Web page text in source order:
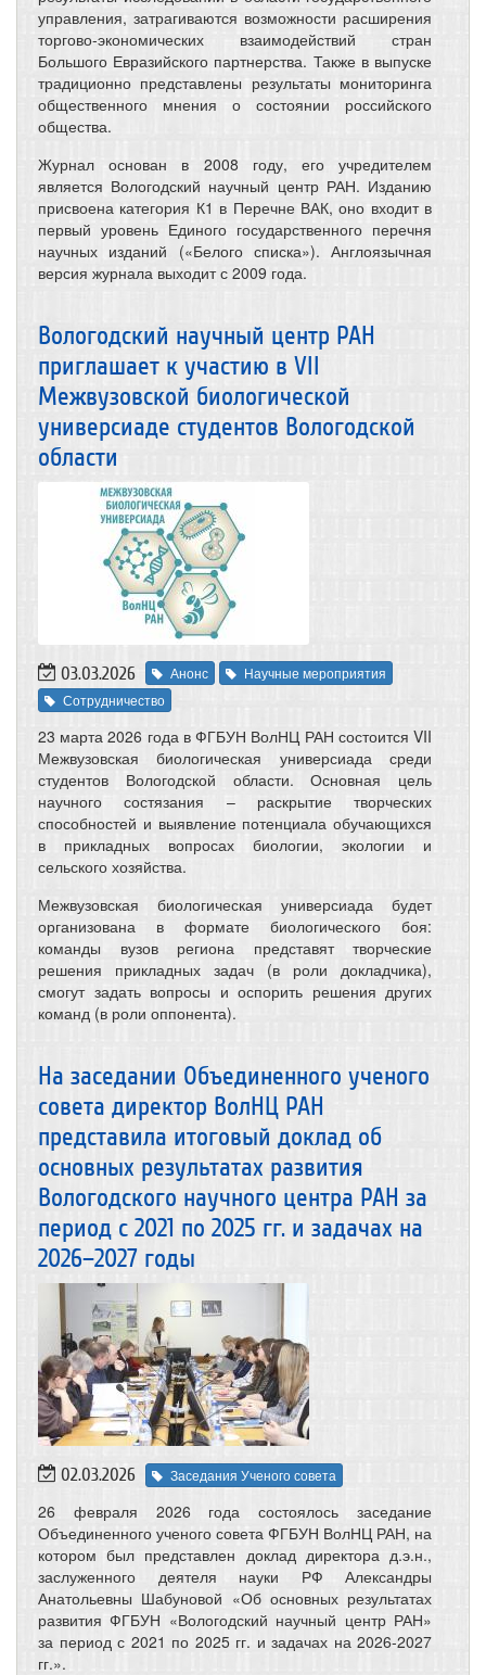
управления, затрагиваются возможности расширения
торгово-экономических взаимодействий стран
Большого Евразийского партнерства. Также в выпуске
традиционно представлены результаты мониторинга
общественного мнения о состоянии российского
общества.
Журнал основан в 2008 году, его учредителем
является Вологодский научный центр РАН. Изданию
присвоена категория К1 в Перечне ВАК, оно входит в
первый уровень Единого государственного перечня
научных изданий («Белого списка»). Англоязычная
версия журнала выходит с 2009 года.
Вологодский научный центр РАН
приглашает к участию в VII
Межвузовской биологической
универсиаде студентов Вологодской
области
03.03.2026 Анонс
Научные мероприятия
Сотрудничество
23 марта 2026 года в ФГБУН ВолНЦ РАН состоится VII
Межвузовская биологическая универсиада среди
студентов Вологодской области. Основная цель
научного состязания – раскрытие творческих
способностей и выявление потенциала обучающихся
в прикладных вопросах биологии, экологии и
сельского хозяйства.
Межвузовская биологическая универсиада будет
организована в формате биологического боя:
команды вузов региона представят творческие
решения прикладных задач (в роли докладчика),
смогут задать вопросы и оспорить решения других
команд (в роли оппонента).
На заседании Объединенного ученого
совета директор ВолНЦ РАН
представила итоговый доклад об
основных результатах развития
Вологодского научного центра РАН за
период с 2021 по 2025 гг. и задачах на
2026–2027 годы
02.03.2026 Заседания Ученого совета
26 февраля 2026 года состоялось заседание
Объединенного ученого совета ФГБУН ВолНЦ РАН, на
котором был представлен доклад директора д.э.н.,
заслуженного деятеля науки РФ Александры
Анатольевны Шабуновой «Об основных результатах
развития ФГБУН «Вологодский научный центр РАН»
за период с 2021 по 2025 гг. и задачах на 2026-2027
гг.».